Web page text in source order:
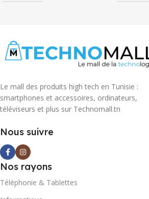
Le mall des produits high tech en Tunisie :
smartphones et accessoires, ordinateurs,
téléviseurs et plus sur Technomall.tn
Nous suivre
Nos rayons
Téléphonie & Tablettes